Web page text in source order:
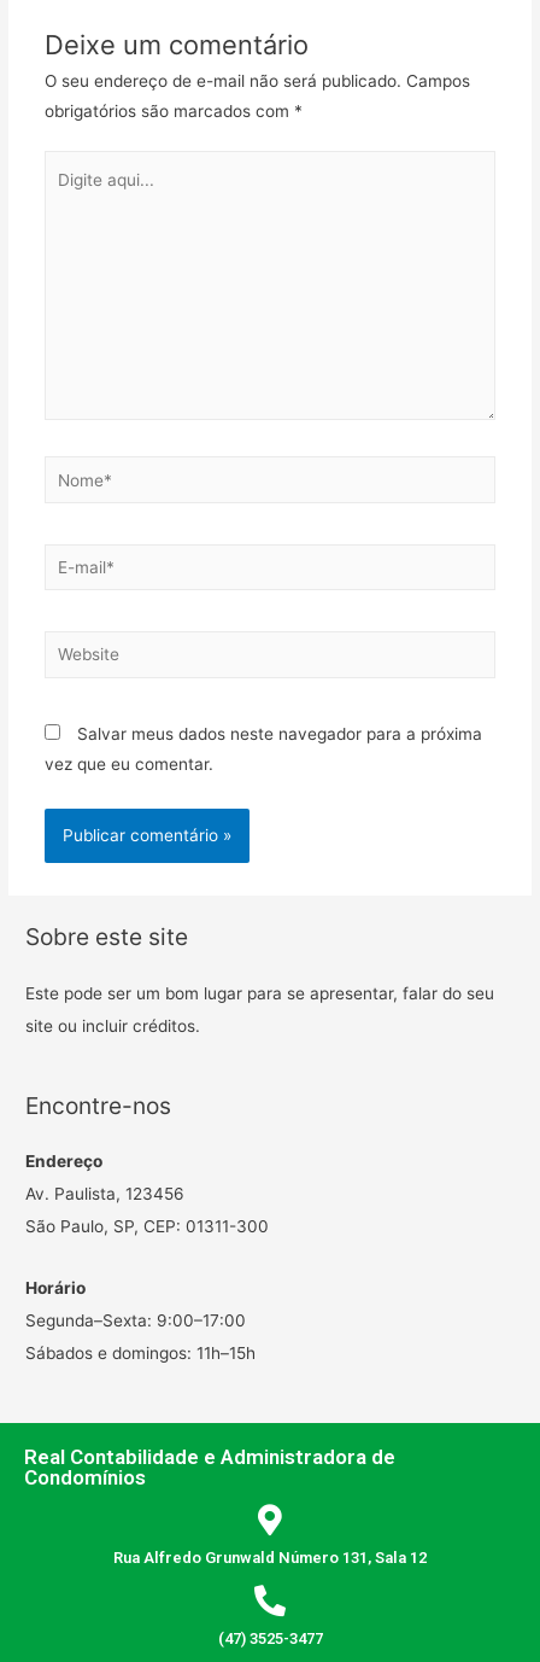
Deixe um comentário
O seu endereço de e-mail não será publicado. Campos
obrigatórios são marcados com *
Salvar meus dados neste navegador para a próxima
vez que eu comentar.
Sobre este site
Este pode ser um bom lugar para se apresentar, falar do seu
site ou incluir créditos.
Encontre-nos
Endereço
Av. Paulista, 123456
São Paulo, SP, CEP: 01311-300
Horário
Segunda–Sexta: 9:00–17:00
Sábados e domingos: 11h–15h
Real Contabilidade e Administradora de
Condomínios
Rua Alfredo Grunwald Número 131, Sala 12
(47) 3525-3477